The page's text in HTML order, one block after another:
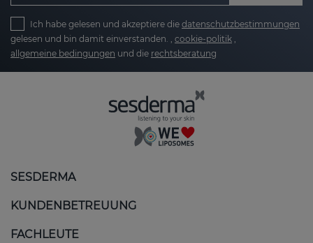
Ich habe gelesen und akzeptiere die datenschutzbestimmungen
gelesen und bin damit einverstanden. , cookie-politik
allgemeine bedingungen und die rechtsberatung
SESDERMA
KUNDENBETREUUNG
FACHLEUTE